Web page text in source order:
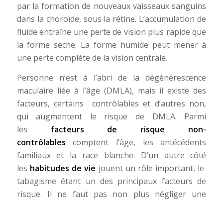
par la formation de nouveaux vaisseaux sanguins
dans la choroïde, sous la rétine. L’accumulation de
fluide entraîne une perte de vision plus rapide que
la forme sèche. La forme humide peut mener à
une perte complète de la vision centrale.
Personne n’est à l’abri de la dégénérescence
maculaire liée à l’âge (DMLA), mais il existe des
facteurs, certains contrôlables et d’autres non,
qui augmentent le risque de DMLA. Parmi
les facteurs de risque non-
contrôlablescomptent l’âge, les antécédents
familiaux et la race blanche. D’un autre côté
les habitudes de vie jouent un rôle important, le
tabagisme étant un des principaux facteurs de
risque. Il ne faut pas non plus négliger une